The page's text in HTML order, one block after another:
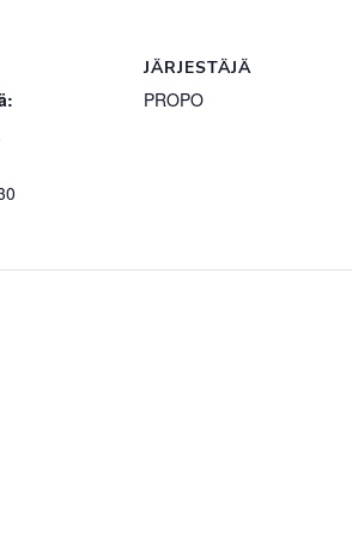
JÄRJESTÄJÄ
PROPO